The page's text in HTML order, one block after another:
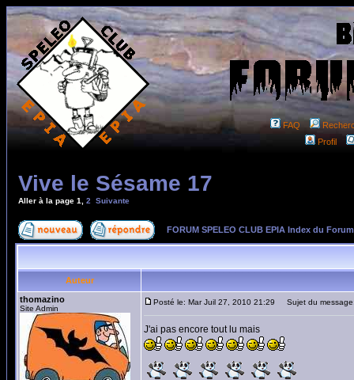
FAQ
Profil
Vive le Sésame 17
Aller à la page 1 2 Suivante
FORUM SPELEO CLUB EPIA Index du Forum
Auteur
thomazino
Site Admin
Posté le: Mar Juil 27, 2010 21:29 Sujet du
J'ai pas encore tout lu mais